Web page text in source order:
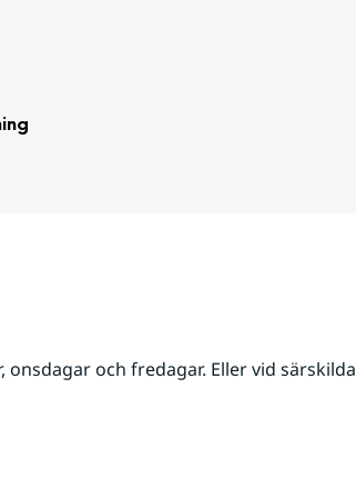
och fredagar. Eller vid särskilda